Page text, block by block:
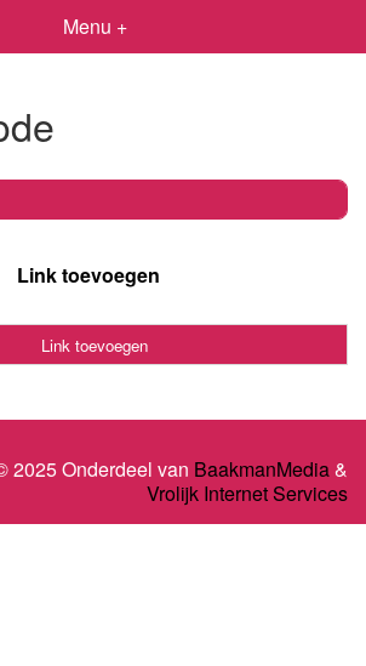
Menu +
Link toevoegen
Link toevoegen
2025 Onderdeel van BaakmanMedia&
Vrolijk Internet Services